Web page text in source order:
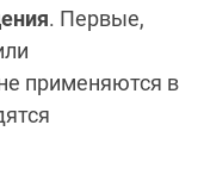
. Первые,
применяются в